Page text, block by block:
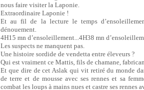
nous faire visiter la Laponie.
Extraordinaire Laponie !
Et au fil de la lecture le temps
dénouement.
4H15 mn d’ensoleillement...4H38 mn
Les suspects ne manquent pas.
Une histoire sordide de vendetta entre éleveurs ?
Qui est vraiment ce Mattis, fils de chamane,
Et que dire de cet Aslak qui vit retiré du monde
de terre et de mousse avec ses rennes et sa
combat les loups à mains nues et castre ses rennes